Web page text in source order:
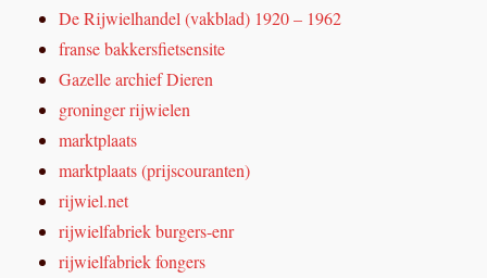
De Rijwielhandel (vakblad) 1920 – 1962
franse bakkersfietsensite
Gazelle archief Dieren
groninger rijwielen
marktplaats
marktplaats (prijscouranten)
rijwiel.net
rijwielfabriek burgers-enr
rijwielfabriek fongers